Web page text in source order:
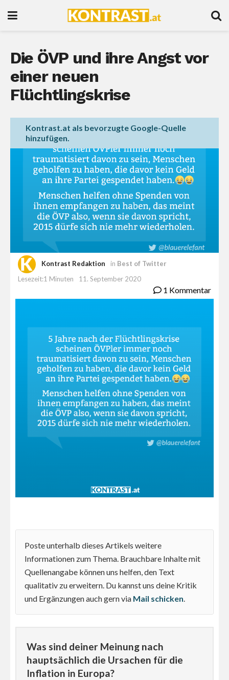
Die ÖVP und ihre Angst vor
einer neuen
Flüchtlingskrise
Kontrast.at als bevorzugte Google-Quelle
hinzufügen.
Kontrast Redaktion in Best of Twitter
Lesezeit:1 Minuten
11. September 2020
1 Kommentar
Poste unterhalb dieses Artikels weitere
Informationen zum Thema. Brauchbare Inhalte mit
Quellenangabe können uns helfen, den Text
qualitativ zu erweitern. Du kannst uns deine Kritik
und Ergänzungen auch gern via Mail schicken.
Was sind deiner Meinung nach
hauptsächlich die Ursachen für die
Inflation in Europa?